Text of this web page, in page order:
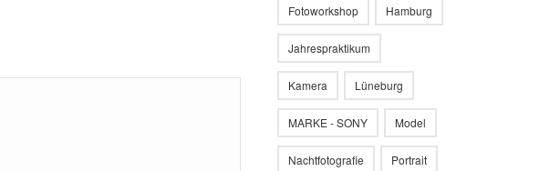
Fotoworkshop Hamburg
Jahrespraktikum
Kamera Lüneburg
MARKE - SONY Model
Nachtfotografie Portrait